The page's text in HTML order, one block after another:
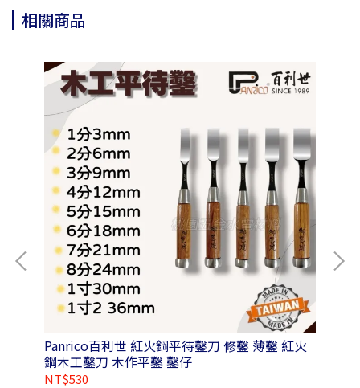
相關商品
Panrico百利世 紅火鋼平待鑿刀 修鑿 薄鑿 紅火
鋼木工鑿刀 木作平鑿 鑿仔
NT$530